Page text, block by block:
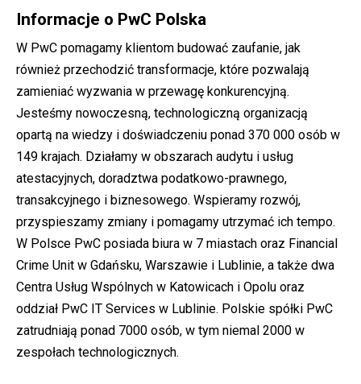
Informacje o PwC Polska
W PwC pomagamy klientom budować zaufanie, jak
również przechodzić transformacje, które pozwalają
zamieniać wyzwania w przewagę konkurencyjną.
Jesteśmy nowoczesną, technologiczną organizacją
opartą na wiedzy i doświadczeniu ponad 370 000 osób w
149 krajach. Działamy w obszarach audytu i usług
atestacyjnych, doradztwa podatkowo-prawnego,
transakcyjnego i biznesowego. Wspieramy rozwój,
przyspieszamy zmiany i pomagamy utrzymać ich tempo.
W Polsce PwC posiada biura w 7 miastach oraz Financial
Crime Unit w Gdańsku, Warszawie i Lublinie, a także dwa
Centra Usług Wspólnych w Katowicach i Opolu oraz
oddział PwC IT Services w Lublinie. Polskie spółki PwC
zatrudniają ponad 7000 osób, w tym niemal 2000 w
zespołach technologicznych.